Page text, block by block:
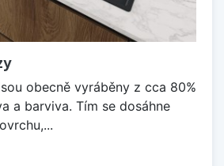
obecně vyráběny z cca 80%
a barviva. Tím se dosáhne